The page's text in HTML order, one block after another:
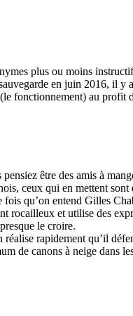
plus ou moins
en juin 2016, il
fonctionnement) au profit
être des amis à
ceux qui en mettent
fois qu’on entend Gilles
et utilise des
le croire.
rapidement qu’il
de canons à neige